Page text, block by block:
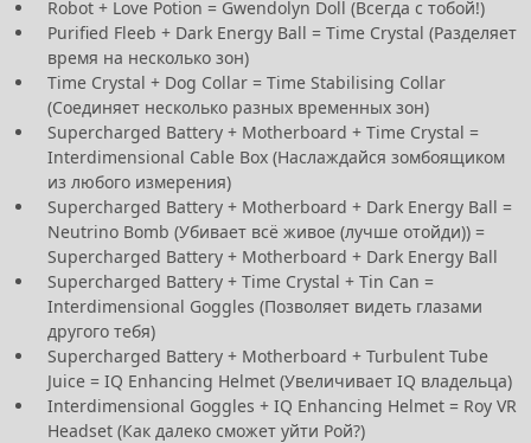
Robot + Love Potion = Gwendolyn Doll (Всегда с тобой!)
Purified Fleeb + Dark Energy Ball = Time Crystal (Разделяет
время на несколько зон)
Time Crystal + Dog Collar = Time Stabilising Collar
(Соединяет несколько разных временных зон)
Supercharged Battery + Motherboard + Time Crystal =
Interdimensional Cable Box (Наслаждайся зомбоящиком
из любого измерения)
Supercharged Battery + Motherboard + Dark Energy Ball =
Neutrino Bomb (Убивает всё живое (лучше отойди)) =
Supercharged Battery + Motherboard + Dark Energy Ball
Supercharged Battery + Time Crystal + Tin Can =
Interdimensional Goggles (Позволяет видеть глазами
другого тебя)
Supercharged Battery + Motherboard + Turbulent Tube
Juice = IQ Enhancing Helmet (Увеличивает IQ владельца)
Interdimensional Goggles + IQ Enhancing Helmet = Roy VR
Headset (Как далеко сможет уйти Рой?)